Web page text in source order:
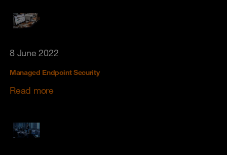
8 June 2022
Managed Endpoint Security
Read more